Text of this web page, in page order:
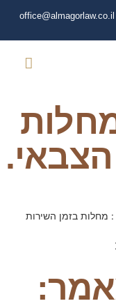
office@almagorlaw.co.il
: מחלות בזמן השירות